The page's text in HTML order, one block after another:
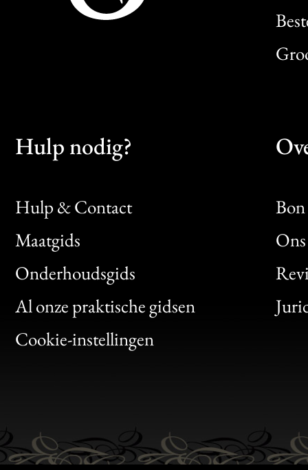
Hulp nodig?
Hulp & Contact
Maatgids
Onderhoudsgids
Al onze praktische gidsen
Cookie-instellingen
Bon
Clic